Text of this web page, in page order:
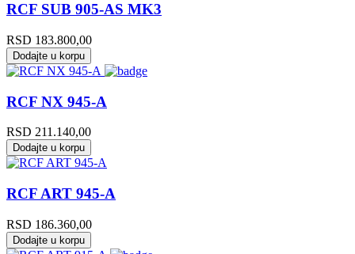
RCF SUB 905-AS MK3
RSD 183.800,00
Dodajte u korpu
RCF NX 945-A
RSD 211.140,00
Dodajte u korpu
RCF ART 945-A
RSD 186.360,00
Dodajte u korpu